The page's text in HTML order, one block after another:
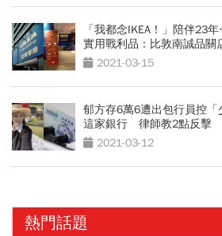
「我都念IKEA！」陪伴
實用戰利品：比敦南誠品關
2021-03-15
郁方存6萬6遭出包行員控
這家銀行 律師教2點反擊
2021-03-12
熱門話題